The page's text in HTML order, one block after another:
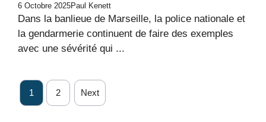
6 Octobre 2025Paul Kenett
Dans la banlieue de Marseille, la police nationale et
la gendarmerie continuent de faire des exemples
avec une sévérité qui ...
1 2 Next